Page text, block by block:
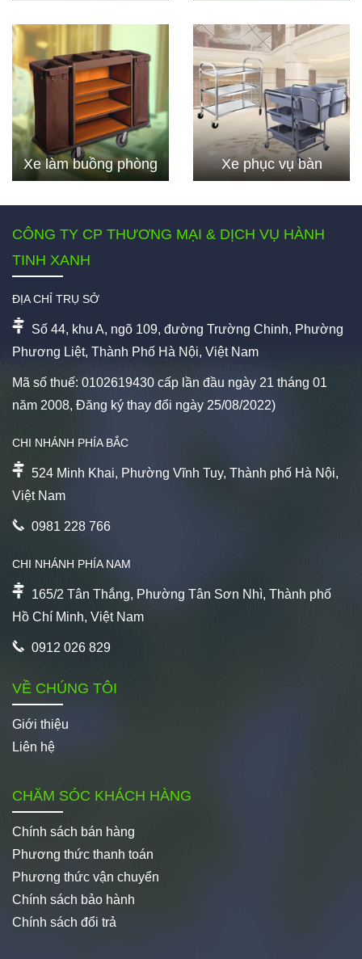
Xe làm buồng phòng Xe phục vụ bàn
CÔNG TY CP THƯƠNG MẠI & DỊCH VỤ HÀNH
TINH XANH
ĐỊA CHỈ TRỤ SỞ
Số 44, khu A, ngõ 109, đường Trường Chinh, Phường
Phương Liệt, Thành Phố Hà Nội, Việt Nam
Mã số thuế: 0102619430 cấp lần đầu ngày 21 tháng 01
năm 2008, Đăng ký thay đổi ngày 25/08/2022)
CHI NHÁNH PHÍA BẮC
524 Minh Khai, Phường Vĩnh Tuy, Thành phố Hà Nội,
Việt Nam
0981 228 766
CHI NHÁNH PHÍA NAM
165/2 Tân Thắng, Phường Tân Sơn Nhì, Thành phố
Hồ Chí Minh, Việt Nam
0912 026 829
VỀ CHÚNG TÔI
Giới thiệu
Liên hệ
CHĂM SÓC KHÁCH HÀNG
Chính sách bán hàng
Phương thức thanh toán
Phương thức vận chuyển
Chính sách bảo hành
Chính sách đổi trả